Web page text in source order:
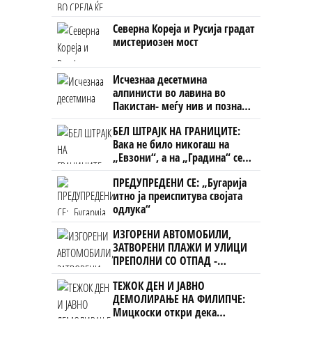
Северна Кореја и Русија градат
мистериозен мост
Исчезнаа десетмина
алпинисти во лавина во
Пакистан- меѓу нив и познат
Непалец
БЕЛ ШТРАЈК НА ГРАНИЦИТЕ:
Вака не било никогаш на
„Евзони“, а на „Градина“ се
чека и пет часа
ПРЕДУПРЕДЕНИ СЕ: „Бугарија
итно ја преиспитува својата
одлука“
ИЗГОРЕНИ АВТОМОБИЛИ,
ЗАТВОРЕНИ ПЛАЖИ И УЛИЦИ
ПРЕПОЛНИ СО ОТПАД -
Фнидек во хаос по
мигрантскиот бран кон Сеута
ТЕЖОК ДЕН И ЈАВНО
ДЕМОЛИРАЊЕ НА ФИЛИПЧЕ:
Мицкоски откри дека